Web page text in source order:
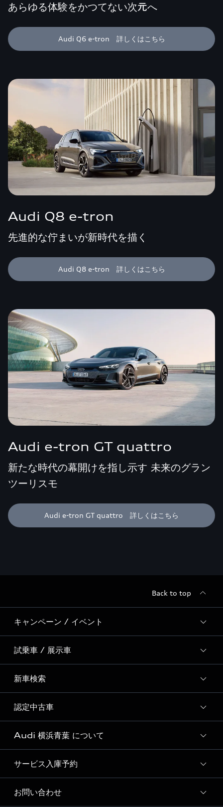
あらゆる体験をかつてない次元へ
Audi Q6 e-tron 詳しくはこちら
Audi Q8 e-tron
先進的な佇まいが新時代を描く
Audi Q8 e-tron 詳しくはこちら
Audi e-tron GT quattro
新たな時代の幕開けを指し示す 未来のグラン
ツーリスモ
Audi e-tron GT quattro 詳しくはこちら
Back to top
キャンペーン / イベント
全国統一イベント
ディーラー独自イベント
試乗車 / 展示車
試乗予約
試乗車一覧
展示車一覧
新車検索
新車検索
認定中古車
おすすめ認定中古車
Audi認定中古車検索
Audi 横浜青葉 について
Audi 横浜青葉 店舗情報
Audi Approved Automobile 横浜青葉 店舗情報
サービス入庫予約
Audi 横浜青葉 サービス入庫予約
お問い合わせ